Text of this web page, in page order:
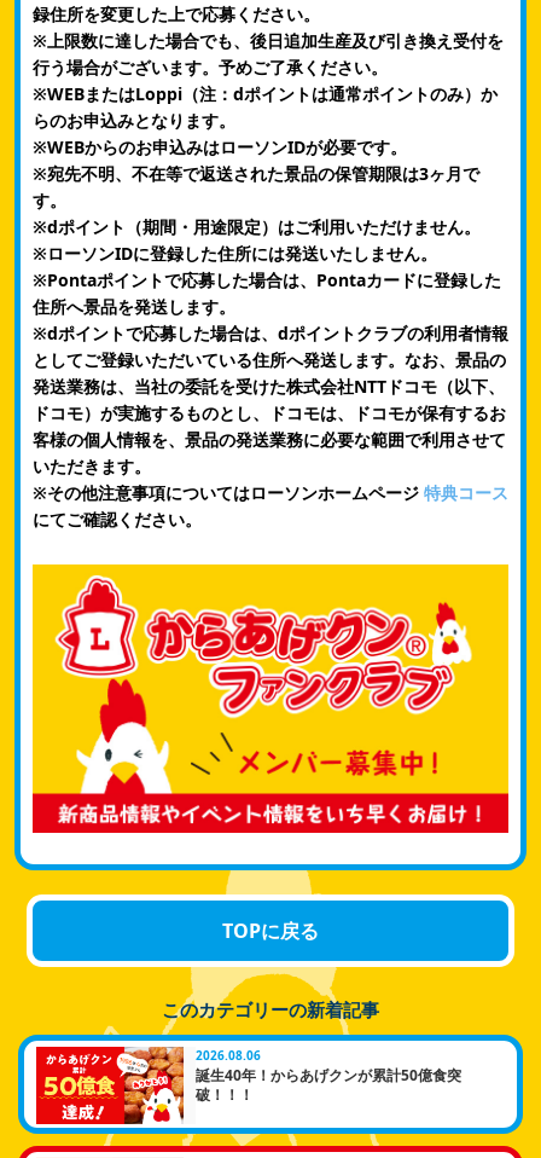
録住所を変更した上で応募ください。​
※上限数に達した場合でも、後日追加生産及び引き換え受付を
行う場合がございます。予めご了承ください。​
※WEBまたはLoppi（注：dポイントは通常ポイントのみ）か
らのお申込みとなります。​
※WEBからのお申込みはローソンIDが必要です。
※宛先不明、不在等で返送された景品の保管期限は3ヶ月で
す。
※dポイント（期間・用途限定）はご利用いただけません。
※ローソンIDに登録した住所には発送いたしません。
※Pontaポイントで応募した場合は、Pontaカードに登録した
住所へ景品を発送します。
※dポイントで応募した場合は、dポイントクラブの利用者情報
としてご登録いただいている住所へ発送します。なお、景品の
発送業務は、当社の委託を受けた株式会社NTTドコモ（以下、
ドコモ）が実施するものとし、ドコモは、ドコモが保有するお
客様の個人情報を、景品の発送業務に必要な範囲で利用させて
いただきます。
※その他注意事項についてはローソンホームページ 特典コース
にてご確認ください。
TOPに戻る
このカテゴリーの新着記事
2026.08.06
誕生40年！からあげクンが累計50億食突
破！！！